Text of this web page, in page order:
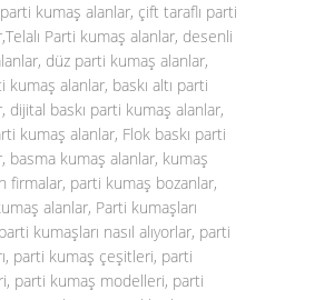
parti kumaş alanlar, çift taraflı parti
Parti kumaş alanlar, desenli
düz parti kumaş alanlar,
alanlar, baskı altı parti
dijital baskı parti kumaş alanlar,
kumaş alanlar, Flok baskı parti
basma kumaş alanlar, kumaş
firmalar, parti kumaş bozanlar,
alanlar, Parti kumaşları
kumaşları nasıl alıyorlar, parti
parti kumaş çeşitleri, parti
parti kumaş modelleri, parti